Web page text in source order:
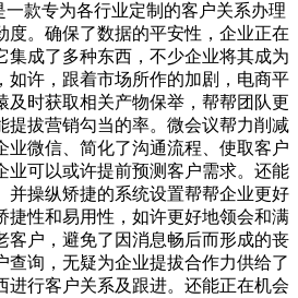
一款专为各行业定制的客户关系办理
度。确保了数据的平安性，企业正在
集成了多种东西，不少企业将其成为
如许，跟着市场所作的加剧，电商平
及时获取相关产物保举，帮帮团队更
提拔营销勾当的率。微会议帮力削减
业微信、简化了沟通流程、使取客户
业可以或许提前预测客户需求。还能
并操纵矫捷的系统设置帮帮企业更好
捷性和易用性，如许更好地领会和满
客户，避免了因消息畅后而形成的丧
查询，无疑为企业提拔合作力供给了
进行客户关系及跟进。还能正在机会